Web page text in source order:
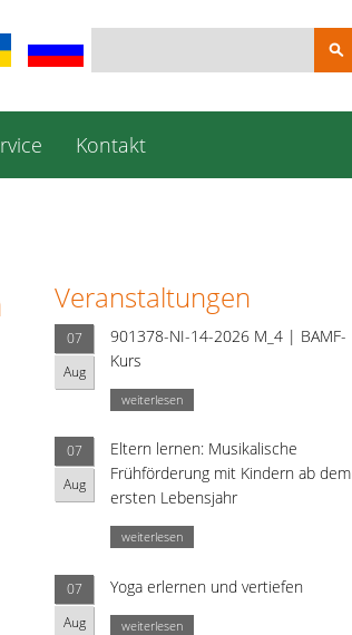
Suchbegriffe
Kontakt
Veranstaltungen
07
Aug
901378-NI-14-2026 M_4 | BAMF-
Kurs
weiterlesen
07
Aug
Eltern lernen: Musikalische
Frühförderung mit Kindern ab dem
ersten Lebensjahr
weiterlesen
07
Aug
Yoga erlernen und vertiefen
weiterlesen